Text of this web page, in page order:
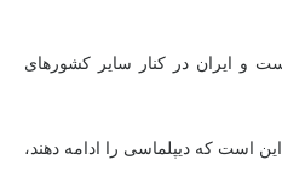
و ایران در کنار سایر کشورهای
این است که دیپلماسی را ادامه دهند،